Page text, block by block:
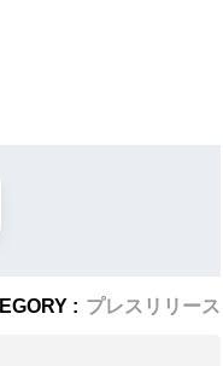
: プレスリリース